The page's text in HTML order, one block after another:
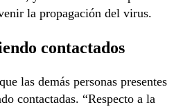
la propagación del virus.
contactados
las demás personas presentes
contactadas. “Respecto a la